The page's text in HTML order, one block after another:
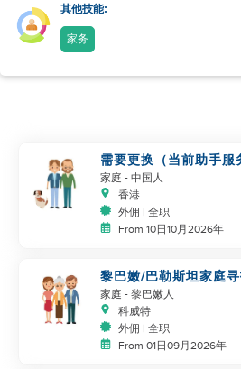
其他技能:
家务
需要更换（当前助手服
家庭 - 中国人
香港
外佣 | 全职
From 10日10月2026年
黎巴嫩/巴勒斯坦家庭
手成为家庭的一部分
家庭 - 黎巴嫩人
科威特
外佣 | 全职
From 01日09月2026年